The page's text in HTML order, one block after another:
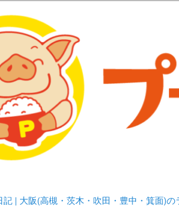
さんの満腹日記 |
・箕面)のランチ＆
ます。
記 | 大阪(高槻・茨木・吹田・豊中・箕面)